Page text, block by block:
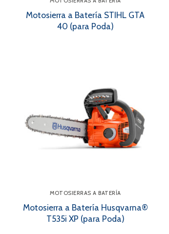
Motosierra a Batería STIHL GTA
40 (para Poda)
MOTOSIERRAS A BATERÍA
Motosierra a Batería Husqvarna®
T535i XP (para Poda)